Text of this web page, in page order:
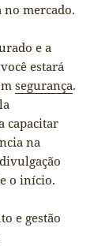
no mercado.
e a
estará
segurança.
capacitar
na
o início.
e gestão